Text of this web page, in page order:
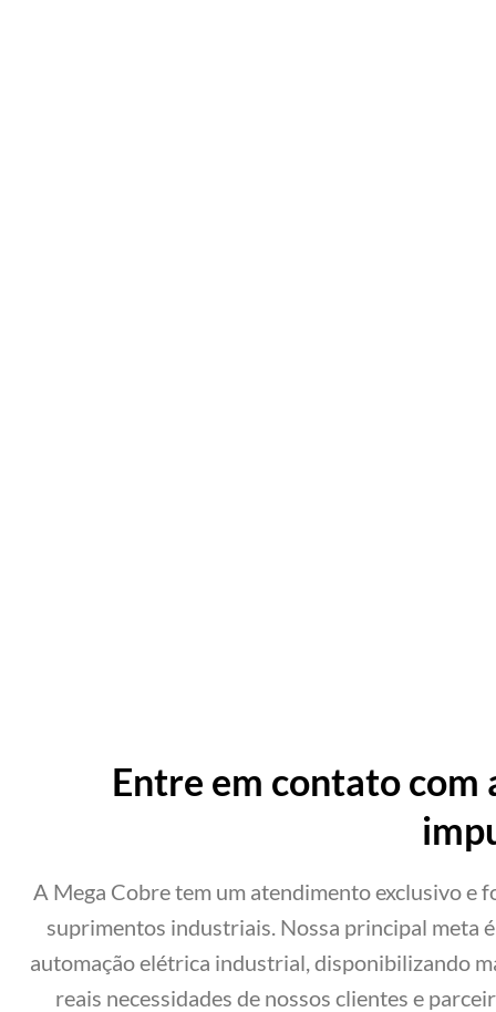
Entre em contato com
A Mega Cobre tem um atendimento exclusivo e
suprimentos industriais. Nossa principal meta
automação elétrica industrial, disponibilizando
reais necessidades de nossos clientes e